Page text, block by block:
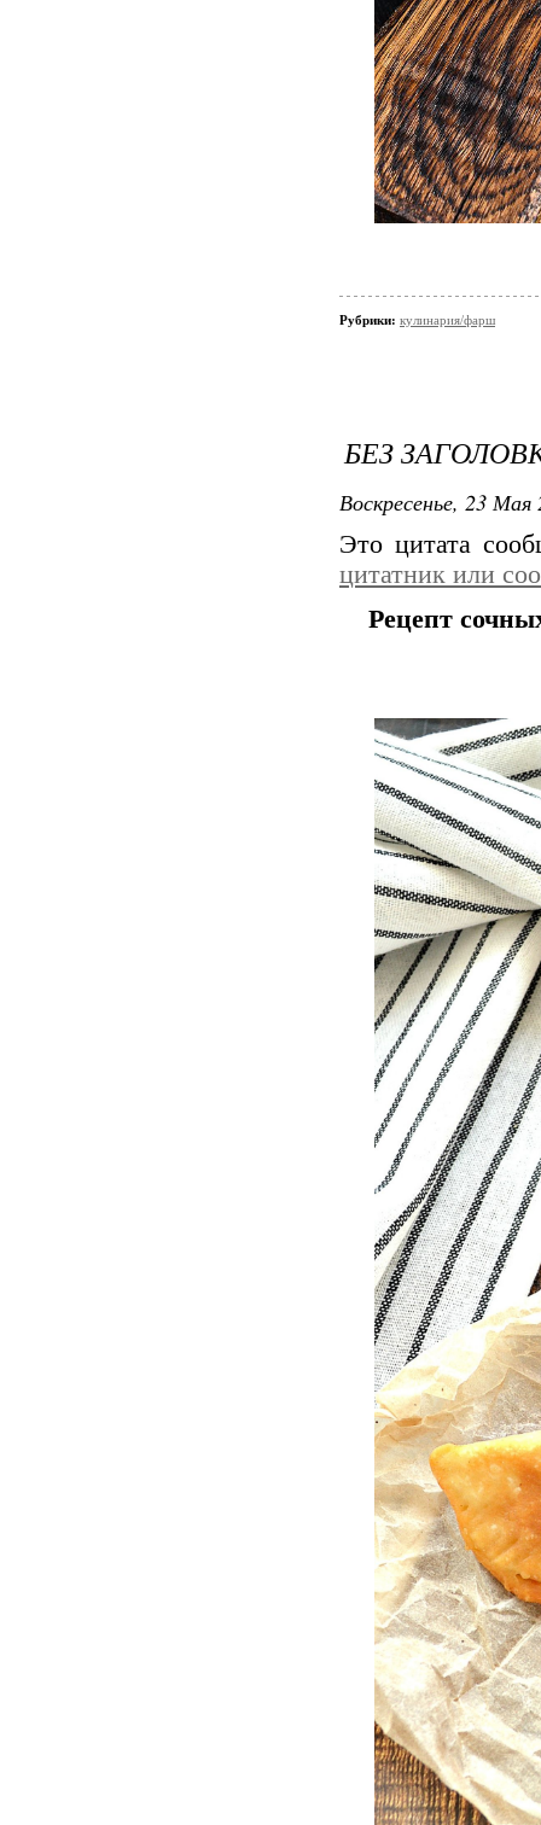
Рубрики: кулинария/фарш
БЕЗ
Воскресенье, 23
Это цитата
цитатник или
Рецепт